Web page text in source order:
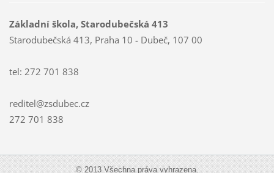
Základní škola, Starodubečská 413
Starodubečská 413, Praha 10 - Dubeč, 107 00
tel: 272 701 838
reditel@zsdubec.cz
272 701 838
© 2013 Všechna práva vyhrazena.